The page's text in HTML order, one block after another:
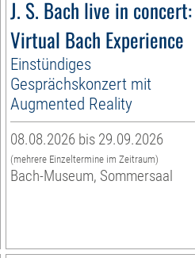
J. S. Bach live in concert:
Virtual Bach Experience
Einstündiges
Gesprächskonzert mit
Augmented Reality
08.08.2026 bis 29.09.2026
(mehrere Einzeltermine im Zeitraum)
Bach-Museum, Sommersaal